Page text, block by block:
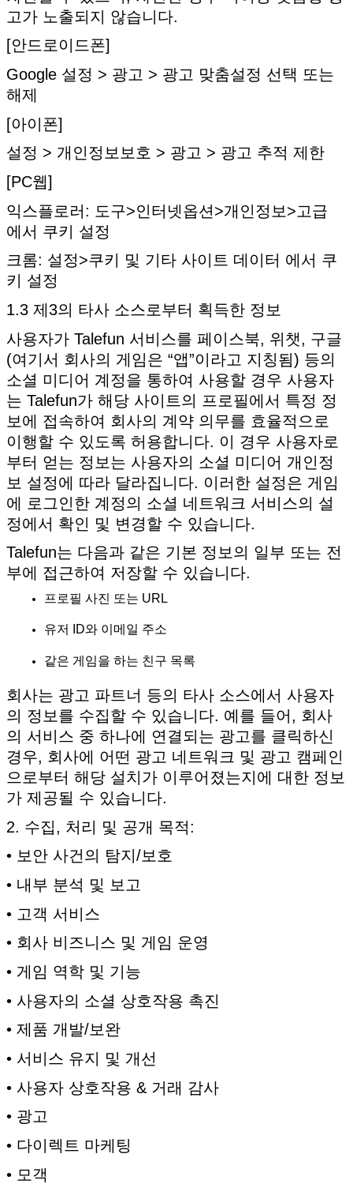
고가 노출되지 않습니다.
[안드로이드폰]
Google 설정 > 광고 > 광고 맞춤설정 선택 또는
해제
[아이폰]
설정 > 개인정보보호 > 광고 > 광고 추적 제한
[PC웹]
익스플로러: 도구>인터넷옵션>개인정보>고급
에서 쿠키 설정
크롬: 설정>쿠키 및 기타 사이트 데이터 에서 쿠
키 설정
1.3 제3의 타사 소스로부터 획득한 정보
사용자가 Talefun 서비스를 페이스북, 위챗, 구글
(여기서 회사의 게임은 “앱”이라고 지칭됨) 등의
소셜 미디어 계정을 통하여 사용할 경우 사용자
는 Talefun가 해당 사이트의 프로필에서 특정 정
보에 접속하여 회사의 계약 의무를 효율적으로
이행할 수 있도록 허용합니다. 이 경우 사용자로
부터 얻는 정보는 사용자의 소셜 미디어 개인정
보 설정에 따라 달라집니다. 이러한 설정은 게임
에 로그인한 계정의 소셜 네트워크 서비스의 설
정에서 확인 및 변경할 수 있습니다.
Talefun는 다음과 같은 기본 정보의 일부 또는 전
부에 접근하여 저장할 수 있습니다.
프로필 사진 또는 URL
유저 ID와 이메일 주소
같은 게임을 하는 친구 목록
회사는 광고 파트너 등의 타사 소스에서 사용자
의 정보를 수집할 수 있습니다. 예를 들어, 회사
의 서비스 중 하나에 연결되는 광고를 클릭하신
경우, 회사에 어떤 광고 네트워크 및 광고 캠페인
으로부터 해당 설치가 이루어졌는지에 대한 정보
가 제공될 수 있습니다.
2. 수집, 처리 및 공개 목적:
• 보안 사건의 탐지/보호
• 내부 분석 및 보고
• 고객 서비스
• 회사 비즈니스 및 게임 운영
• 게임 역학 및 기능
• 사용자의 소셜 상호작용 촉진
• 제품 개발/보완
• 서비스 유지 및 개선
• 사용자 상호작용 & 거래 감사
• 광고
• 다이렉트 마케팅
• 모객